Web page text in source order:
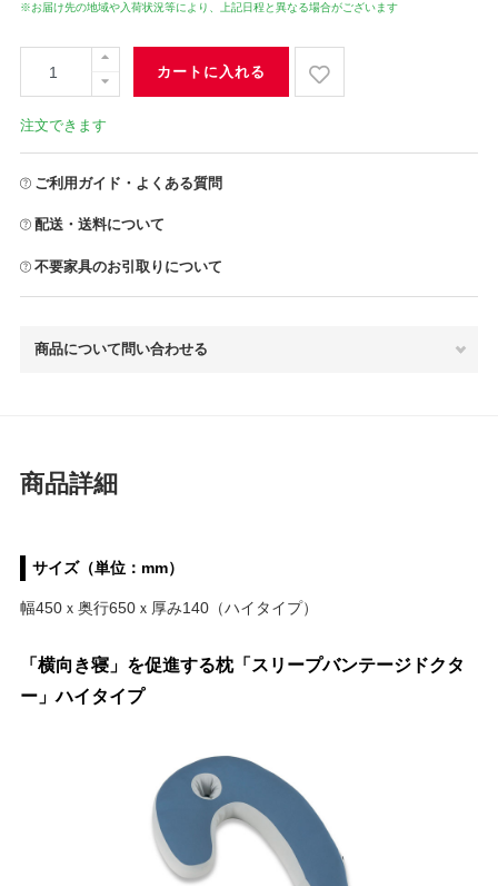
※お届け先の地域や入荷状況等により、上記日程と異なる場合がございます
カートに入れる
注文できます
ご利用ガイド・よくある質問
配送・送料について
不要家具のお引取りについて
商品について問い合わせる
商品詳細
サイズ（単位：mm）
幅450ｘ奥行650ｘ厚み140（ハイタイプ）
「横向き寝」を促進する枕「スリープバンテージドクタ
ー」ハイタイプ